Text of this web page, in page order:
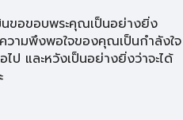
ขอขอบพระคุณเป็นอย่างยิ่ง
ามพึงพอใจของคุณเป็นกำลังใจ
และหวังเป็นอย่างยิ่งว่าจะได้